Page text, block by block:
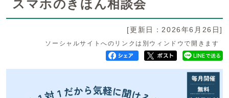
スマホのきほん相談会
[更新日：2026年6月26日]
ソーシャルサイトへのリンクは別ウィンドウで開きます